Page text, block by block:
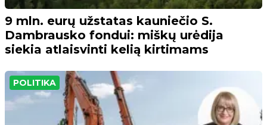
9 mln. eurų užstatas kauniečio S.
Dambrausko fondui: miškų urėdija
siekia atlaisvinti kelią kirtimams
POLITIKA